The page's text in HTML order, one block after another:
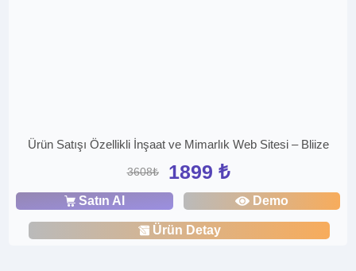
Ürün Satışı Özellikli İnşaat ve Mimarlık Web Sitesi – Bliize
3608₺ 1899 ₺
Satın Al Demo
Ürün Detay